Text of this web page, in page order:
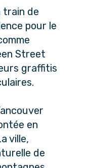
train de
pour le
Street
graffitis
en
ville,
de